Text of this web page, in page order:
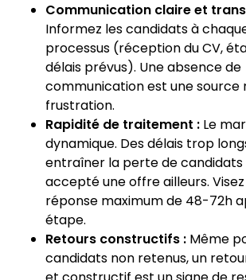
Communication claire et
Informez les candidats à
processus (réception du CV,
délais prévus). Une absence de
communication est une source
frustration.
Rapidité de traitement :Le
dynamique. Des délais trop
entraîner la perte de candidats
accepté une offre ailleurs.
réponse maximum de 48-72h
étape.
Retours constructifs :Même
candidats non retenus, un